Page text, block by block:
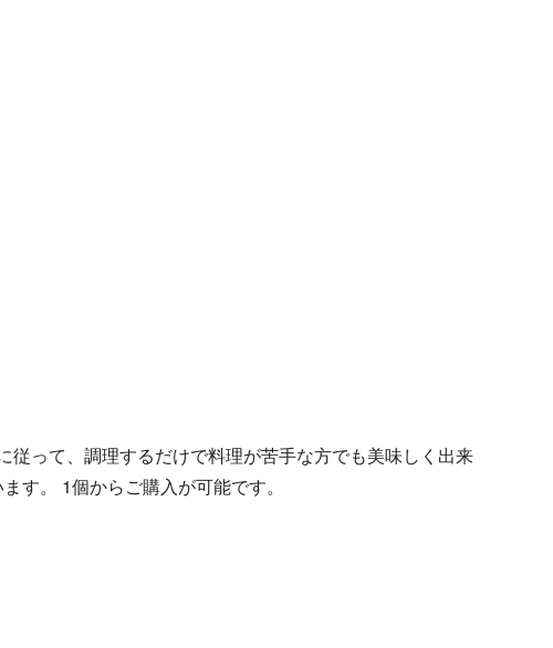
って、調理するだけで料理が苦手な方でも美味しく出来
す。 1個からご購入が可能です。